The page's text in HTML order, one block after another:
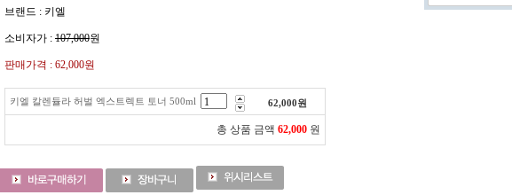
브랜드 : 키엘
소비자가 : 107,000원
판매가격 : 62,000원
키엘 칼렌듈라 허벌 엑스트렉트 토너 500ml 62,000원
총 상품 금액 62,000 원